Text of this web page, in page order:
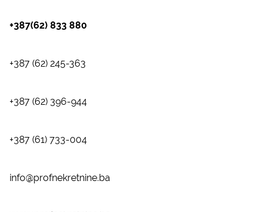
+387(62) 833 880
+387 (62) 245-363
+387 (62) 396-944
+387 (61) 733-004
info@profnekretnine.ba